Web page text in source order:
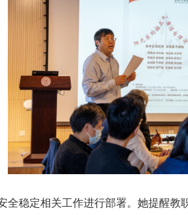
全稳定相关工作进行部署。她提醒